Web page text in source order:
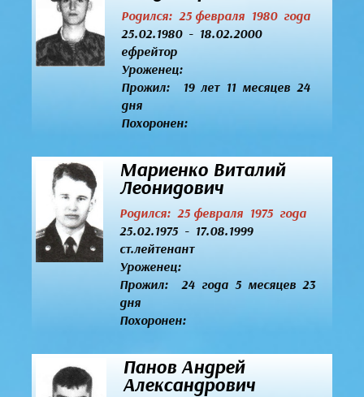
Родился: 25 февраля 1980 года
25.02.1980 - 18.02.2000
ефрейтор
Уроженец:
Прожил: 19 лет 11 месяцев 24
дня
Похоронен:
Мариенко Виталий
Леонидович
Родился: 25 февраля 1975 года
25.02.1975 - 17.08.1999
ст.лейтенант
Уроженец:
Прожил: 24 года 5 месяцев 23
дня
Похоронен:
Панов Андрей
Александрович